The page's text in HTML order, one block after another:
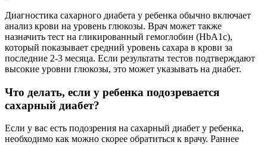
Диагностика сахарного диабета у ребенка обычно включает
анализ крови на уровень глюкозы. Врач может также
назначить тест на гликированный гемоглобин (HbA1c),
который показывает средний уровень сахара в крови за
последние 2-3 месяца. Если результаты тестов подтверждают
высокие уровни глюкозы, это может указывать на диабет.
Что делать, если у ребенка подозревается
сахарный диабет?
Если у вас есть подозрения на сахарный диабет у ребенка,
необходимо как можно скорее обратиться к врачу. Раннее